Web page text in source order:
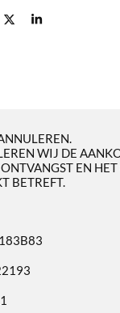
D
S
WIJ DE
EN HET
BETREFT.